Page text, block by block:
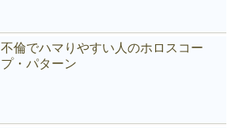
不倫でハマりやすい人のホロスコー
プ・パターン